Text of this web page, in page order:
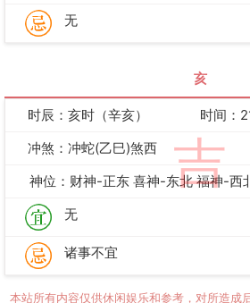
无
亥
吉
时辰：亥时（辛亥）
时间：
冲煞：冲蛇(乙巳)煞西
神位：财神-正东 喜神-东北 福神-西
无
诸事不宜
本站所有内容仅供休闲娱乐和参考，对所造成